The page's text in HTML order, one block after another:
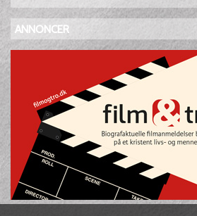
ANNONCER